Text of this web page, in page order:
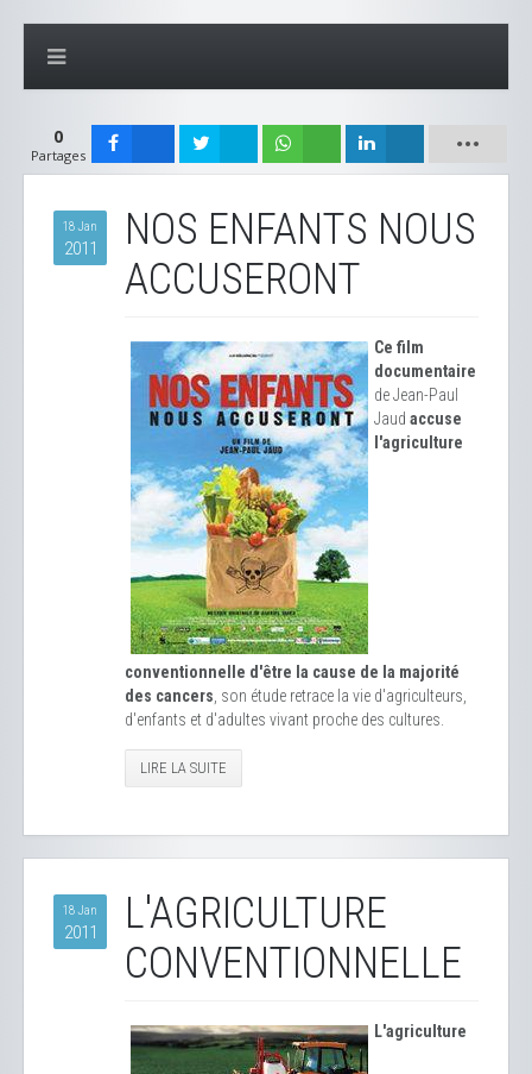
0
Partages
18 Jan
2011
NOS ENFANTS NOUS
ACCUSERONT
Ce film
documentaire
de Jean-Paul
Jaud accuse
l'agriculture
conventionnelle d'être la cause de la majorité
des cancers , son étude retrace la vie d'agriculteurs,
d'enfants et d'adultes vivant proche des cultures.
LIRE LA SUITE
18 Jan
2011
L'AGRICULTURE
CONVENTIONNELLE
L'agriculture